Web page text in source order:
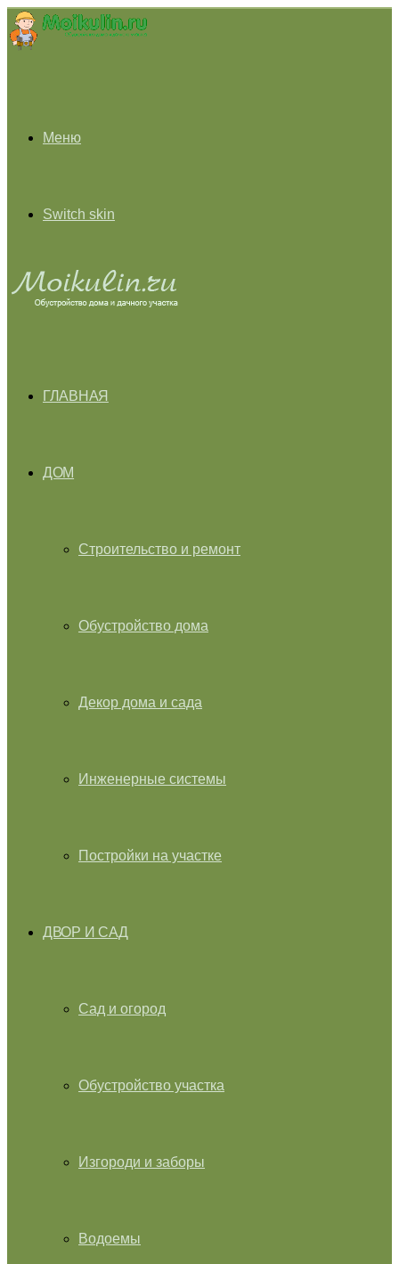
Меню
Switch skin
ГЛАВНАЯ
ДОМ
Строительство и ремонт
Обустройство дома
Декор дома и сада
Инженерные системы
Постройки на участке
ДВОР И САД
Сад и огород
Обустройство участка
Изгороди и заборы
Водоемы